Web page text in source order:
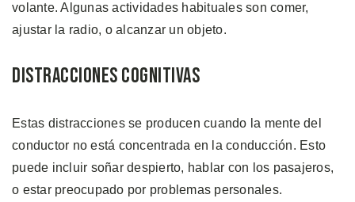
volante. Algunas actividades habituales son comer,
ajustar la radio, o alcanzar un objeto.
Distracciones Cognitivas
Estas distracciones se producen cuando la mente del
conductor no está concentrada en la conducción. Esto
puede incluir soñar despierto, hablar con los pasajeros,
o estar preocupado por problemas personales.